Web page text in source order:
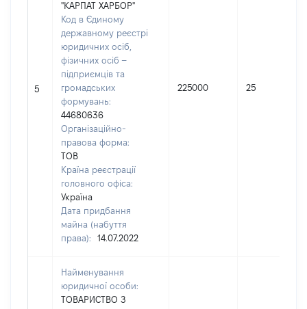
5
"КАРПАТ ХАРБОР"
Код в Єдиному
державному реєстрі
юридичних осіб,
фізичних осіб –
підприємців та
громадських
формувань:
44680636
Організаційно-
правова форма:
ТОВ
Країна реєстрації
головного офіса:
Україна
Дата придбання
майна (набуття
права):
14.07.2022
225000 25
Найменування
юридичної особи:
ТОВАРИСТВО З